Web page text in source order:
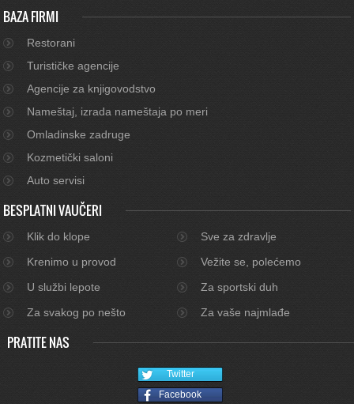
BAZA FIRMI
Restorani
Turističke agencije
Agencije za knjigovodstvo
Nameštaj, izrada nameštaja po meri
Omladinske zadruge
Kozmetički saloni
Auto servisi
BESPLATNI VAUČERI
Klik do klope
Sve za zdravlje
Krenimo u provod
Vežite se, polećemo
U službi lepote
Za sportski duh
Za svakog po nešto
Za vaše najmlađe
PRATITE NAS
Twitter
Facebook